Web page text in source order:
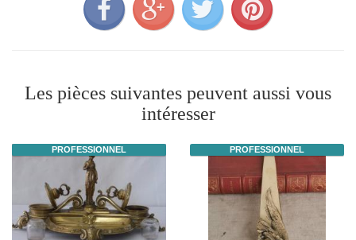
Les pièces suivantes peuvent aussi vous
intéresser
PROFESSIONNEL PROFESSIONNEL